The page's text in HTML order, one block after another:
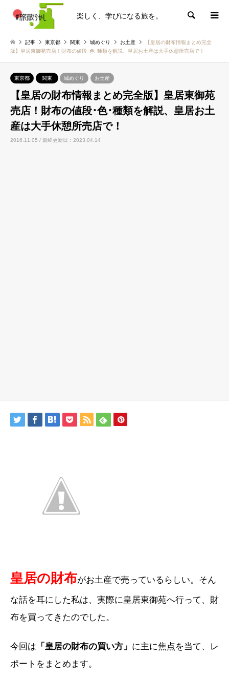
楽しく、学びになる旅を。 検索
記事 東京都 関東 城めぐり お土産
【皇居の財布情報まとめ完全
版】皇居東御苑売店！財布の値段･色･種類を解説、皇居お土産は大手休憩所売店で！
東京都 関東 城めぐり お土産
【皇居の財布情報まとめ完全版】皇居東御苑
売店！財布の値段･色･種類を解説、皇居お土
産は大手休憩所売店で！
2016.11.05 / 最終更新日：2023.04.14
皇居の財布がお土産で売っているらしい。そん
な話を耳にした私は、実際に皇居東御苑へ行って、財
布を買ってきたのでした。
今回は 「皇居の財布の買い方」 に主に焦点を当て、レ
ポートをまとめます。